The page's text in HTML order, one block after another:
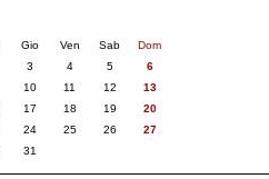
Gio Ven Sab
Dom
3 4 5
6
10 11 12
13
17 18 19
20
24 25 26
27
31